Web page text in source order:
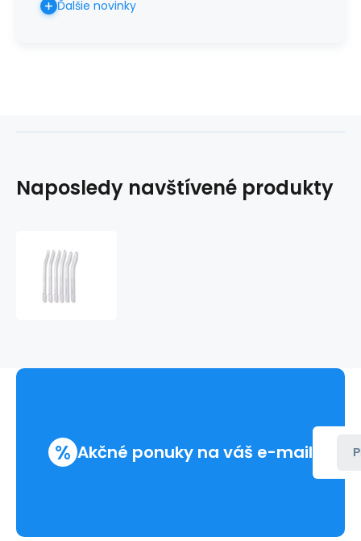
Ďalšie novinky
Naposledy navštívené produkty
sterilná
% Akčné ponuky na váš e-mail